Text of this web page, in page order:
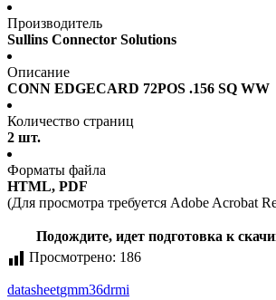
Производитель
Sullins Connector Solutions
Описание
CONN EDGECARD 72POS .156 SQ WW
Количество страниц
2 шт.
Форматы файла
HTML, PDF
(Для просмотра требуется Adobe Acrobat
Подождите, идет подготовка к
Просмотрено: 186
datasheetgmm36drmi